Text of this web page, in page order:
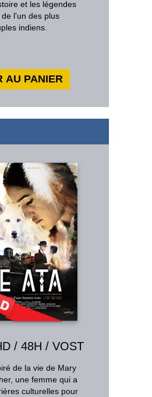
et les légendes
l'un des plus
indiens.
AU PANIER
/ 48H / VOST
de la vie de Mary
une femme qui a
culturelles pour